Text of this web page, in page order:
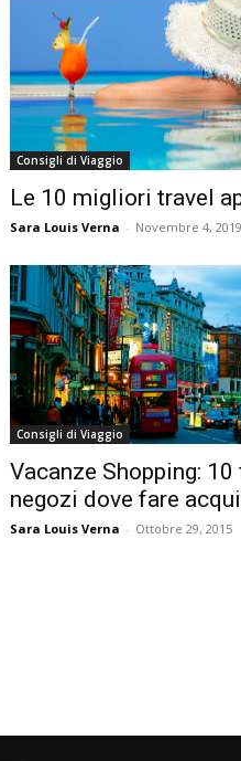
Consigli di Viaggio
Le 10 migliori travel
Sara Louis Verna - Novembre 4, 2019
Consigli di Viaggio
Vacanze Shopping:
negozi dove fare
Sara Louis Verna - Ottobre 29, 2015